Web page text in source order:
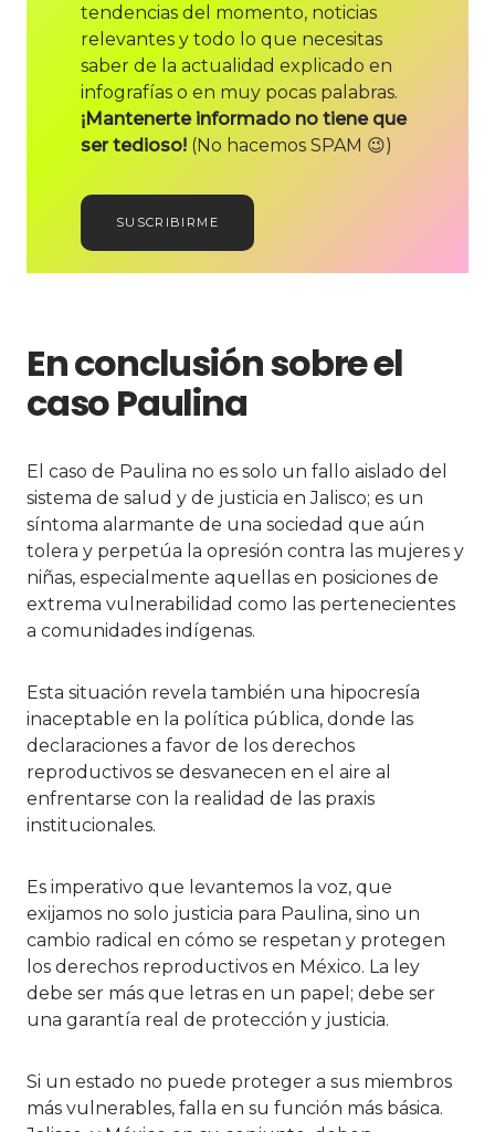
tendencias del momento, noticias
relevantes y todo lo que necesitas
saber de la actualidad explicado en
infografías o en muy pocas palabras.
¡Mantenerte informado no tiene que
ser tedioso!(No hacemos SPAM 😉)
SUSCRIBIRME
En conclusión sobre el
caso Paulina
El caso de Paulina no es solo un fallo aislado del
sistema de salud y de justicia en Jalisco; es un
síntoma alarmante de una sociedad que aún
tolera y perpetúa la opresión contra las mujeres y
niñas, especialmente aquellas en posiciones de
extrema vulnerabilidad como las pertenecientes
a comunidades indígenas.
Esta situación revela también una hipocresía
inaceptable en la política pública, donde las
declaraciones a favor de los derechos
reproductivos se desvanecen en el aire al
enfrentarse con la realidad de las praxis
institucionales.
Es imperativo que levantemos la voz, que
exijamos no solo justicia para Paulina, sino un
cambio radical en cómo se respetan y protegen
los derechos reproductivos en México. La ley
debe ser más que letras en un papel; debe ser
una garantía real de protección y justicia.
Si un estado no puede proteger a sus miembros
más vulnerables, falla en su función más básica.